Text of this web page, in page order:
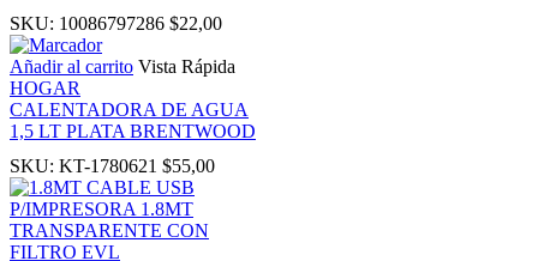
SKU: 10086797286 $22,00
Añadir al carrito Vista Rápida
HOGAR
CALENTADORA DE AGUA
1,5 LT PLATA BRENTWOOD
SKU: KT-1780621 $55,00